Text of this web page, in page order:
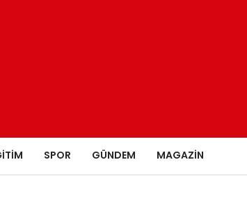
SPOR GÜNDEM MAGAZIN